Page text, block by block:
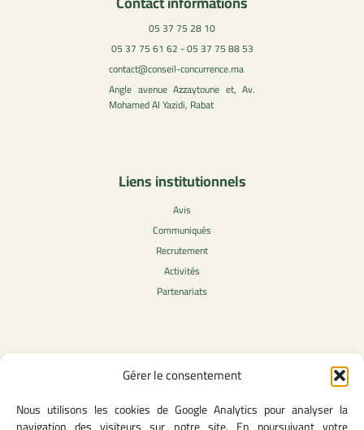
Gérer le consentement
Nous utilisons les cookies de Google Analytics pour analyser la
05 37 75 28 10
05 37 75 61 62 - 05 37 75 88 53
contact@conseil-concurrence.ma
Angle avenue Azzaytoune et, Av.
Mohamed Al Yazidi, Rabat
Liens institutionnels
Avis
Communiqués
Recrutement
Activités
Partenariats
Contenu légale
CGU